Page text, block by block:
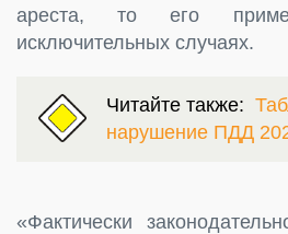
ареста, то его
исключительных случаях.
Читайте также:
нарушение ПДД
«Фактически